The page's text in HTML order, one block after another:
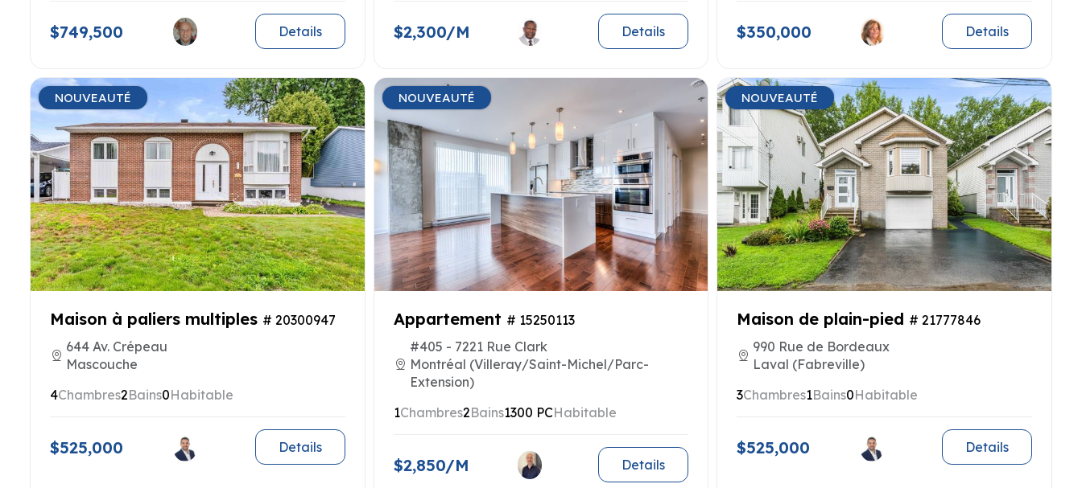
$749,500 Details $2,300/M Details $350,000 Details
NOUVEAUTÉ
Maison à paliers multiples # 20300947
644 Av. Crépeau
Mascouche
4Chambres2Bains0Habitable
$525,000 Details
NOUVEAUTÉ
Appartement # 15250113
#405 - 7221 Rue Clark
Montréal (Villeray/Saint-Michel/Parc-
Extension)
1Chambres2Bains1300 PCHabitable
$2,850/M Details
NOUVEAUTÉ
Maison de plain-pied # 21777846
990 Rue de Bordeaux
Laval (Fabreville)
3Chambres1Bains0Habitable
$525,000 Details